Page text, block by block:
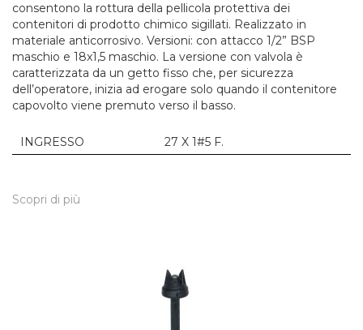
consentono la rottura della pellicola protettiva dei
contenitori di prodotto chimico sigillati. Realizzato in
materiale anticorrosivo. Versioni: con attacco 1/2” BSP
maschio e 18x1,5 maschio. La versione con valvola è
caratterizzata da un getto fisso che, per sicurezza
dell’operatore, inizia ad erogare solo quando il contenitore
capovolto viene premuto verso il basso.
INGRESSO 27 X 1#5 F.
Scopri di più